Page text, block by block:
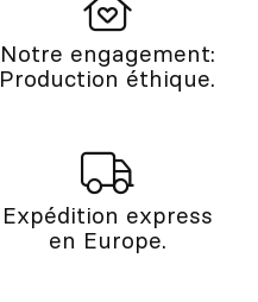
Notre engagement:
Production éthique.
Expédition express
en Europe.